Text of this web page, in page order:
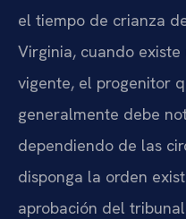
el tiempo de crianza
Virginia, cuando
vigente, el progenitor
generalmente debe
dependiendo de las
disponga la orden
aprobación del